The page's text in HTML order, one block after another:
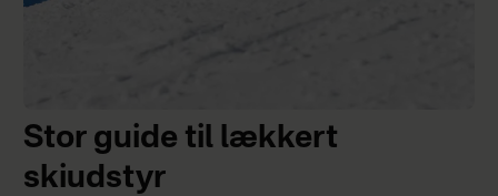
Stor guide til lækkert
skiudstyr